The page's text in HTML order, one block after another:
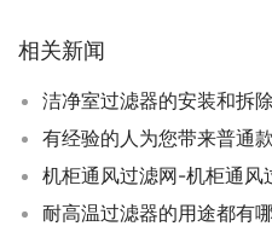
相关新闻
洁净室过滤器的安装和拆
机柜通风过滤网-机柜通风
耐高温过滤器的用途都有